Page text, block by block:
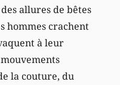
allures de bêtes
hommes crachent
à leur
la couture, du